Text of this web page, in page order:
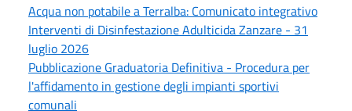
Acqua non potabile a Terralba: Comunicato integrativo
Interventi di Disinfestazione Adulticida Zanzare - 31
luglio 2026
Pubblicazione Graduatoria Definitiva - Procedura per
l'affidamento in gestione degli impianti sportivi
comunali